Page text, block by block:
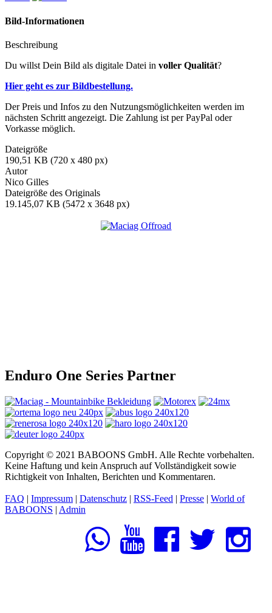
Bild-Informationen
Beschreibung
Du willst Dein Bild als digitale Datei in voller Qualität?
Hier geht es zur Bildbestellung.
Der Preis und Infos zu den Nutzungsmöglichkeiten werden im
nächsten Schritt angezeigt. Die Zahlung ist per PayPal oder
Vorkasse möglich.
Dateigröße
190,51 KB (720 x 480 px)
Autor
Nico Gilles
Dateigröße des Originals
19.145,07 KB (5472 x 3648 px)
Enduro One Series Partner
Copyright © 2021 BABOONS GmbH. Alle Rechte vorbehalten.
Keine Haftung und kein Anspruch auf Vollständigkeit sowie
Richtigkeit von Inhalten, Berichten und Kommentaren.
FAQ | Impressum | Datenschutz | RSS-Feed | Presse | World of
BABOONS | Admin